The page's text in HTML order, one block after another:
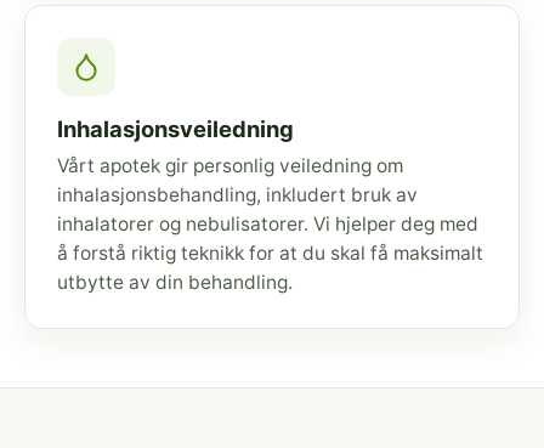
Inhalasjonsveiledning
Vårt apotek gir personlig veiledning om
inhalasjonsbehandling, inkludert bruk av
inhalatorer og nebulisatorer. Vi hjelper deg med
å forstå riktig teknikk for at du skal få maksimalt
utbytte av din behandling.